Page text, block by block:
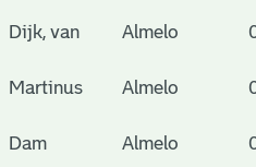
Dijk, van Almelo
Martinus Almelo
Dam Almelo